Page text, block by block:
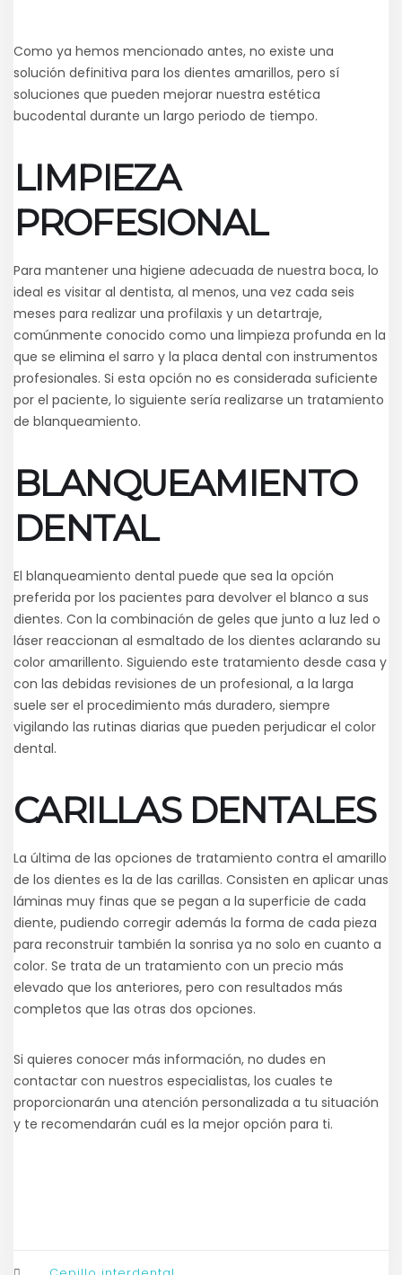
Como ya hemos mencionado antes, no existe una
solución definitiva para los dientes amarillos, pero sí
soluciones que pueden mejorar nuestra estética
bucodental durante un largo periodo de tiempo.
LIMPIEZA
PROFESIONAL
Para mantener una higiene adecuada de nuestra boca, lo
ideal es visitar al dentista, al menos, una vez cada seis
meses para realizar una profilaxis y un detartraje,
comúnmente conocido como una limpieza profunda en la
que se elimina el sarro y la placa dental con instrumentos
profesionales. Si esta opción no es considerada suficiente
por el paciente, lo siguiente sería realizarse un tratamiento
de blanqueamiento.
BLANQUEAMIENTO
DENTAL
El blanqueamiento dental puede que sea la opción
preferida por los pacientes para devolver el blanco a sus
dientes. Con la combinación de geles que junto a luz led o
láser reaccionan al esmaltado de los dientes aclarando su
color amarillento. Siguiendo este tratamiento desde casa y
con las debidas revisiones de un profesional, a la larga
suele ser el procedimiento más duradero, siempre
vigilando las rutinas diarias que pueden perjudicar el color
dental.
CARILLAS DENTALES
La última de las opciones de tratamiento contra el amarillo
de los dientes es la de las carillas. Consisten en aplicar unas
láminas muy finas que se pegan a la superficie de cada
diente, pudiendo corregir además la forma de cada pieza
para reconstruir también la sonrisa ya no solo en cuanto a
color. Se trata de un tratamiento con un precio más
elevado que los anteriores, pero con resultados más
completos que las otras dos opciones.
Si quieres conocer más información, no dudes en
contactar con nuestros especialistas, los cuales te
proporcionarán una atención personalizada a tu situación
y te recomendarán cuál es la mejor opción para ti.